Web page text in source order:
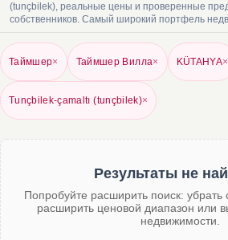
(tunçbilek), реальные цены и проверенные
собственников. Самый широкий портфель
Таймшер× Таймшер Вилла× KÜTAHYA×
Tunçbilek-çamaltı (tunçbilek)×
Результаты не
Попробуйте расширить поиск: убрать
расширить ценовой диапазон или
недвижимости.